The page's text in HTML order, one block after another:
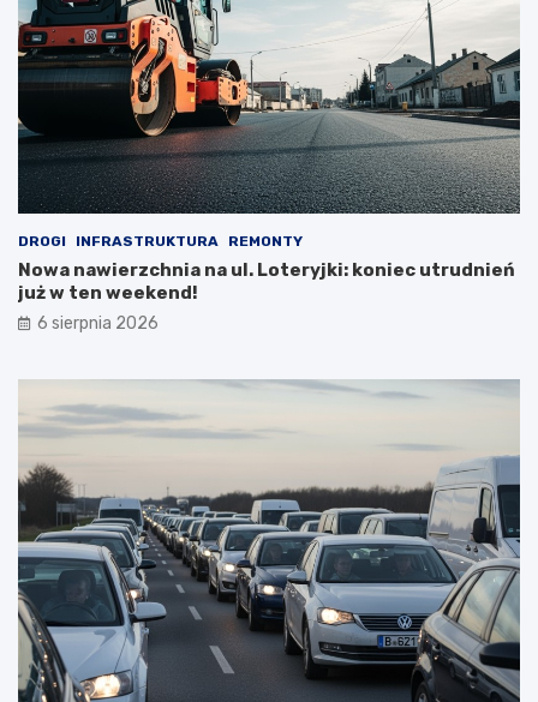
DROGI INFRASTRUKTURA REMONTY
Nowa nawierzchnia na ul. Loteryjki: koniec utrudnień
już w ten weekend!
6 sierpnia 2026